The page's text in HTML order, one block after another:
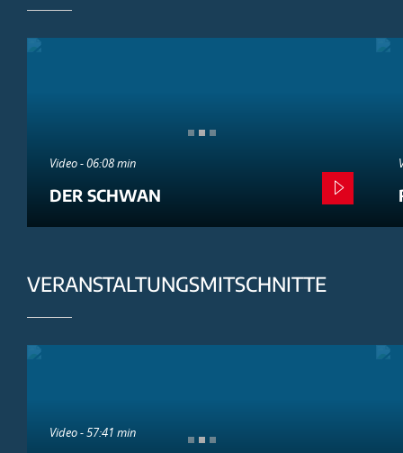
Video - 06:08 min
DER SCHWAN
VERANSTALTUNGSMITSCHNITTE
Video - 57:41 min